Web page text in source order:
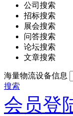
公司搜索
招标搜索
展会搜索
问答搜索
论坛搜索
文章搜索
海量物流设备信息
搜索
会员登